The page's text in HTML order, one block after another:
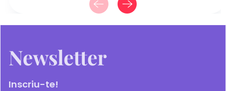
Newsletter
Inscriu-te!